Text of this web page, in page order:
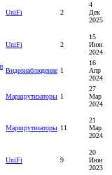
UniFi 2
4
Дек
2025
UniFi 2
15
Июн
2024
Видеонаблюдение 1
16
Апр
2024
Маршрутизаторы 1
27
Мар
2024
Маршрутизаторы 11
21
Мар
2024
UniFi 9
20
Июн
2023